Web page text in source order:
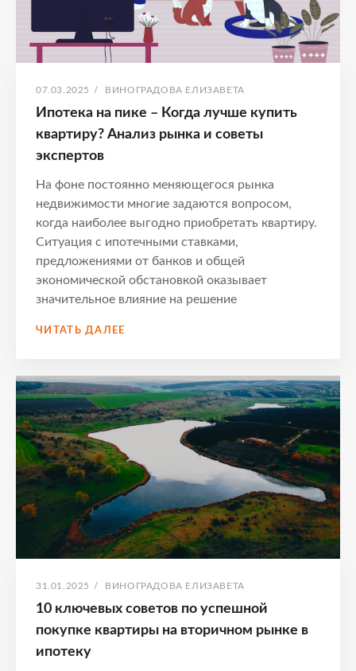
ОПУБЛИКОВАНО
07.03.2025 / АВТОР:
ВИНОГРАДОВА ЕЛИЗАВЕТА
Ипотека на пике – Когда лучше купить
квартиру? Анализ рынка и советы
экспертов
На фоне постоянно меняющегося рынка
недвижимости многие задаются вопросом,
когда наиболее выгодно приобретать квартиру.
Ситуация с ипотечными ставками,
предложениями от банков и общей
экономической обстановкой оказывает
значительное влияние на решение
ЧИТАТЬ ДАЛЕЕ
–
КОГДА
ЛУЧШЕ
КУПИТЬ
КВАРТИРУ?
АНАЛИЗ
РЫНКА
И
СОВЕТЫ
ЭКСПЕРТОВ
ОПУБЛИКОВАНО
31.01.2025 / АВТОР:
ВИНОГРАДОВА ЕЛИЗАВЕТА
10 ключевых советов по успешной
покупке квартиры на вторичном рынке в
ипотеку